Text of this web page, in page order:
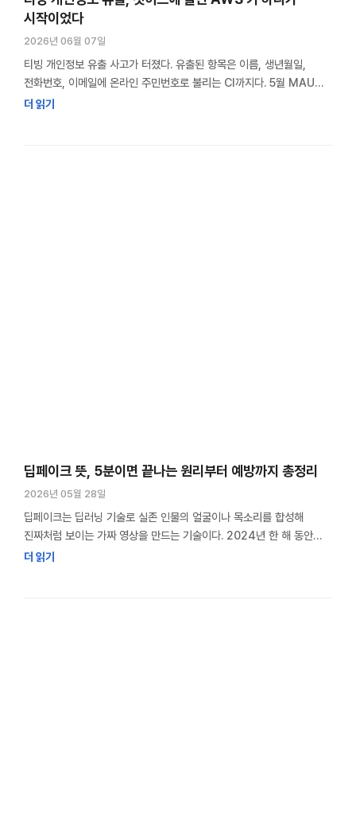
시작이었다
2026년 06월 07일
티빙 개인정보 유출 사고가 터졌다. 유출된 항목은 이름, 생년월일,
전화번호, 이메일에 온라인 주민번호로 불리는 CI까지다. 5월 MAU
882만 명을 기록하며 성장 정점을 찍던 국내 대표 OTT가 해킹으로
더 읽기
딥페이크 뜻, 5분이면 끝나는 원리부터 예방까지 총정리
2026년 05월 28일
딥페이크는 딥러닝 기술로 실존 인물의 얼굴이나 목소리를 합성해
진짜처럼 보이는 가짜 영상을 만드는 기술이다. 2024년 한 해 동안
국내 딥페이크 합성과 편집 피해 건수는 전년 대비 3.3배 가까이
더 읽기